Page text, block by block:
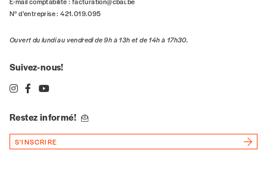
N° d’entreprise : 421.019.095
Ouvert du lundi au vendredi de 9h à 13h et de 14h à 17h30.
Suivez-nous!
Restez informé!
S'INSCRIRE